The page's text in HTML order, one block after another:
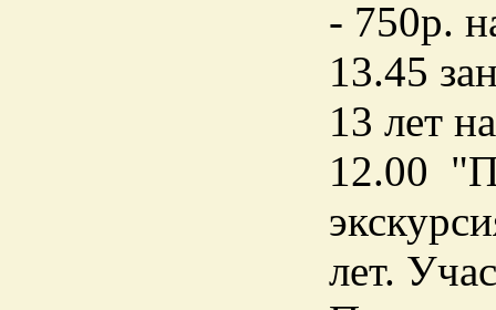
- 750р.
13.45
13 лет
12.00
лет.